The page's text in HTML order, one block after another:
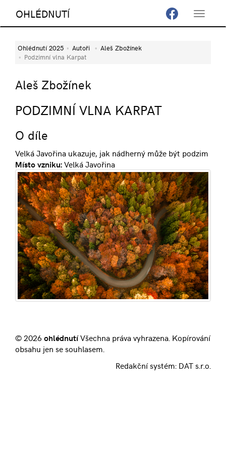
Toggle
OHLÉDNUTÍ
Ohlédnutí 2025 Autoři
Aleš Zbožínek
Podzimní vlna Karpat
Aleš Zbožínek
PODZIMNÍ VLNA KARPAT
O díle
Velká Javořina ukazuje, jak nádherný může být podzim
Místo vzniku:Velká Javořina
© 2026ohlédnutíVšechna práva vyhrazena. Kopírování
obsahu jen se souhlasem.
Redakční systém: DAT s.r.o.